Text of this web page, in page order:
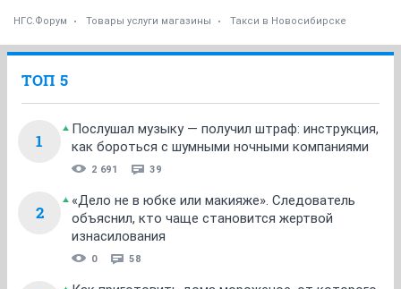
НГС.Форум Товары услуги магазины Такси в Новосибирске
ТОП 5
1
Послушал музыку — получил штраф: инструкция,
как бороться с шумными ночными компаниями
2 691 39
2
«Дело не в юбке или макияже». Следователь
объяснил, кто чаще становится жертвой
изнасилования
0 58